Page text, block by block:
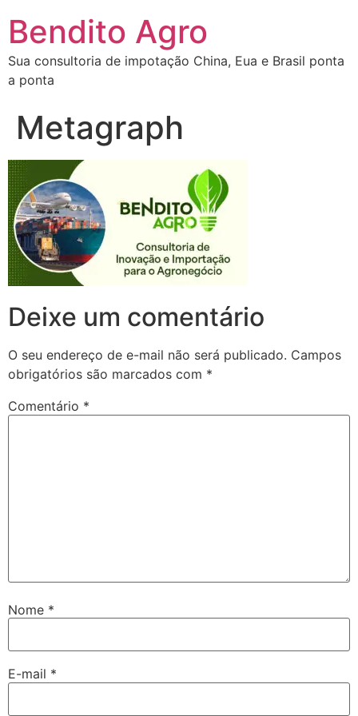
Bendito Agro
Sua consultoria de impotação China, Eua e Brasil ponta
a ponta
Metagraph
Deixe um comentário
O seu endereço de e-mail não será publicado. Campos
obrigatórios são marcados com *
Comentário *
Nome *
E-mail *